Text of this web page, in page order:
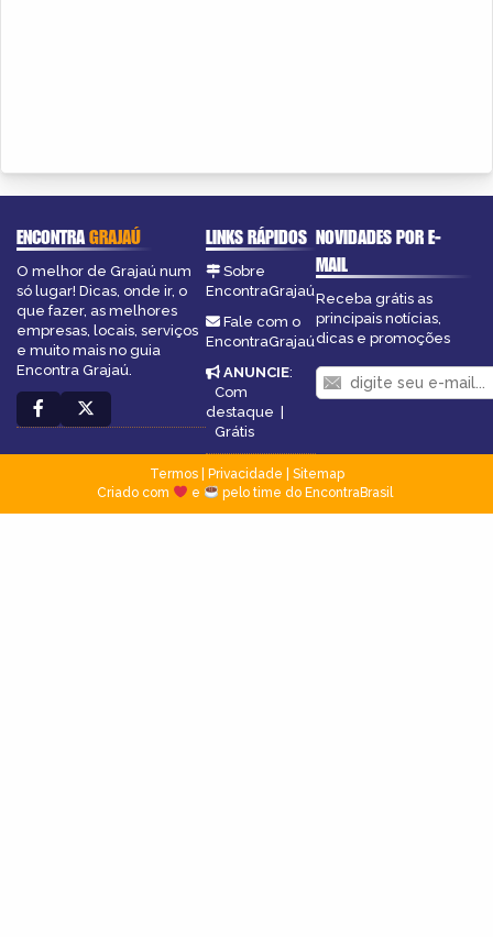
ENCONTRAGRAJAÚ
O melhor de Grajaú num
só lugar! Dicas, onde ir, o
que fazer, as melhores
empresas, locais, serviços
e muito mais no guia
Encontra Grajaú.
LINKS RÁPIDOS
Sobre
EncontraGrajaú
Fale com o
EncontraGrajaú
ANUNCIE:
Com
destaque |
Grátis
NOVIDADES POR E-
MAIL
Receba grátis as
principais notícias,
dicas e promoções
Termos| Privacidade
Sitemap
Criado com
e pelo time do EncontraBrasil